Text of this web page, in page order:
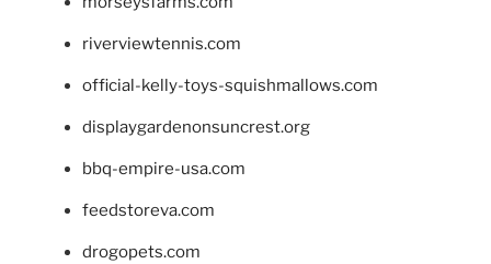
riverviewtennis.com
official-kelly-toys-squishmallows.com
displaygardenonsuncrest.org
bbq-empire-usa.com
feedstoreva.com
drogopets.com